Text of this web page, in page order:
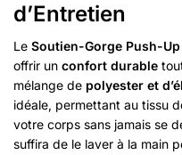
d’Entretien
Le Soutien-Gorge Push-
offrir un confort durable
mélange de polyester et
idéale, permettant au tissu
votre corps sans jamais se
suffira de le laver à la main